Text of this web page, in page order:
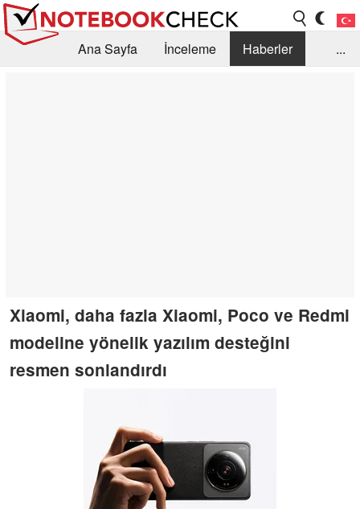
Ana Sayfa İnceleme
Haberler
...
Xiaomi, daha fazla Xiaomi, Poco ve Redmi
modeline yönelik yazılım desteğini
resmen sonlandırdı